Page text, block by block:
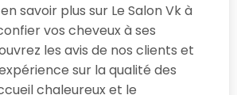
savoir plus sur Le Salon Vk à
vos cheveux à ses
les avis de nos clients et
sur la qualité des
chaleureux et le